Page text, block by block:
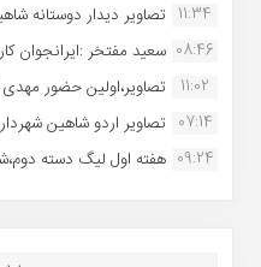
11:34 تصاویر دیدار دوستانه
08:46 سعید مفتخر :ایرانجوان
11:02
تصاویر،اولین حضور مهدی
07:14 تصاویر اردو شاهین
09:24 هفته اول لیگ دسته